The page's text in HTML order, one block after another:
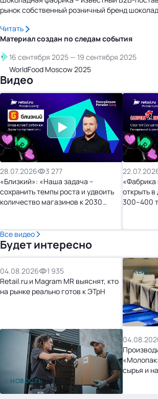
рынок собственный розничный бренд
Читать
Материал создан по следамсобытия
16 сентября 2025 — 19 сентября 2025
WorldFood Moscow 2025
Видео
28.07.2026
3 277
«Близкий»: «Наша задача –
сохранить темпы роста и удвоить
количество магазинов к 2030
открыть
300–400
Все видео
Будет интересно
НОВОСТЬ
04.08.2026
1 935
Retail.ru и Magram MR выяснят, кто
на рынке реально готов к ЭТрН
КЕЙС
сырья и